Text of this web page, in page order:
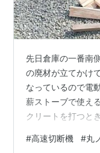
先日倉庫の一番南
の廃材が立てかけ
なっているので電
薪ストーブで使え
クリートを打つと
がいないので使う
#高速切断機 #丸